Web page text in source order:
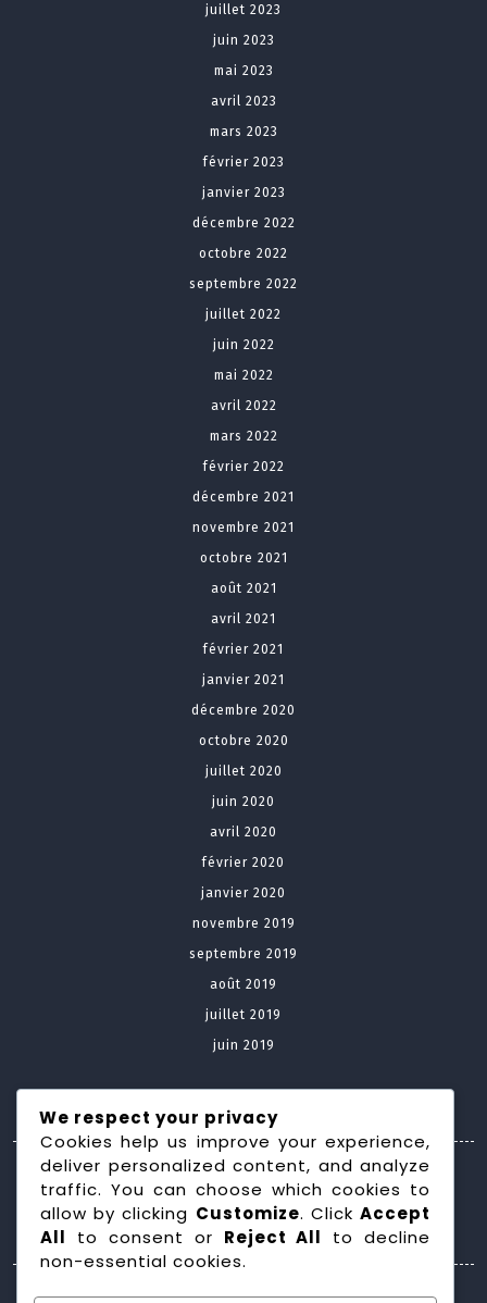
juillet 2023
juin 2023
mai 2023
avril 2023
mars 2023
février 2023
janvier 2023
décembre 2022
octobre 2022
septembre 2022
juillet 2022
juin 2022
mai 2022
avril 2022
mars 2022
février 2022
décembre 2021
novembre 2021
octobre 2021
août 2021
avril 2021
février 2021
janvier 2021
décembre 2020
octobre 2020
juillet 2020
juin 2020
avril 2020
février 2020
janvier 2020
novembre 2019
septembre 2019
août 2019
juillet 2019
juin 2019
Meta
Connexion
Categories
We respect your privacy
Cookies help us improve your experience,
deliver personalized content, and analyze
traffic. You can choose which cookies to
allow by clicking Customize. ClickAccept
All to consent or Reject All
to decline
non-essential cookies.